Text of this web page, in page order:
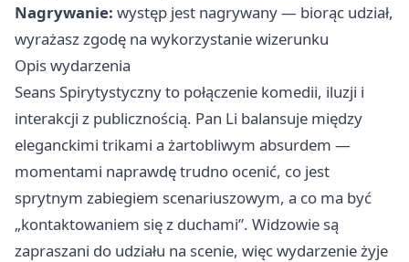
Nagrywanie: występ jest nagrywany — biorąc udział,
wyrażasz zgodę na wykorzystanie wizerunku
Opis wydarzenia
Seans Spirytystyczny to połączenie komedii, iluzji i
interakcji z publicznością. Pan Li balansuje między
eleganckimi trikami a żartobliwym absurdem —
momentami naprawdę trudno ocenić, co jest
sprytnym zabiegiem scenariuszowym, a co ma być
„kontaktowaniem się z duchami”. Widzowie są
zapraszani do udziału na scenie, więc wydarzenie żyje